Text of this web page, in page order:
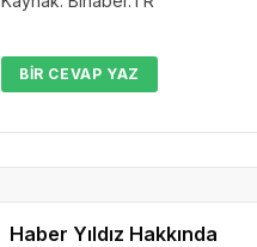
BIR CEVAP YAZ
Haber Yıldız Hakkında